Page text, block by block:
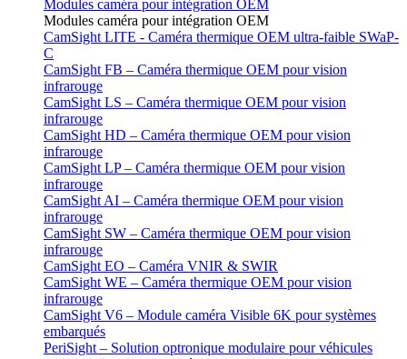
Modules caméra pour intégration OEM
Modules caméra pour intégration OEM
CamSight LITE - Caméra thermique OEM ultra-faible SWaP-
C
CamSight FB – Caméra thermique OEM pour vision
infrarouge
CamSight LS – Caméra thermique OEM pour vision
infrarouge
CamSight HD – Caméra thermique OEM pour vision
infrarouge
CamSight LP – Caméra thermique OEM pour vision
infrarouge
CamSight AI – Caméra thermique OEM pour vision
infrarouge
CamSight SW – Caméra thermique OEM pour vision
infrarouge
CamSight EO – Caméra VNIR & SWIR
CamSight WE – Caméra thermique OEM pour vision
infrarouge
CamSight V6 – Module caméra Visible 6K pour systèmes
embarqués
PeriSight – Solution optronique modulaire pour véhicules